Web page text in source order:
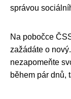
správou
Na pobočce
zažádáte o
nezapomeňte
během pár dnů,